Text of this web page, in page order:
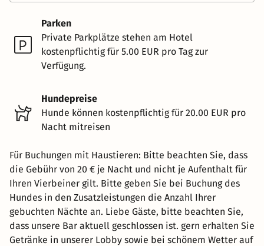
Parken
Private Parkplätze stehen am Hotel
kostenpflichtig für 5.00 EUR pro Tag zur
Verfügung.
Hundepreise
Hunde können kostenpflichtig für 20.00 EUR pro
Nacht mitreisen
Für Buchungen mit Haustieren: Bitte beachten Sie, dass
die Gebühr von 20 € je Nacht und nicht je Aufenthalt für
Ihren Vierbeiner gilt. Bitte geben Sie bei Buchung des
Hundes in den Zusatzleistungen die Anzahl Ihrer
gebuchten Nächte an. Liebe Gäste, bitte beachten Sie,
dass unsere Bar aktuell geschlossen ist. gern erhalten Sie
Getränke in unserer Lobby sowie bei schönem Wetter auf